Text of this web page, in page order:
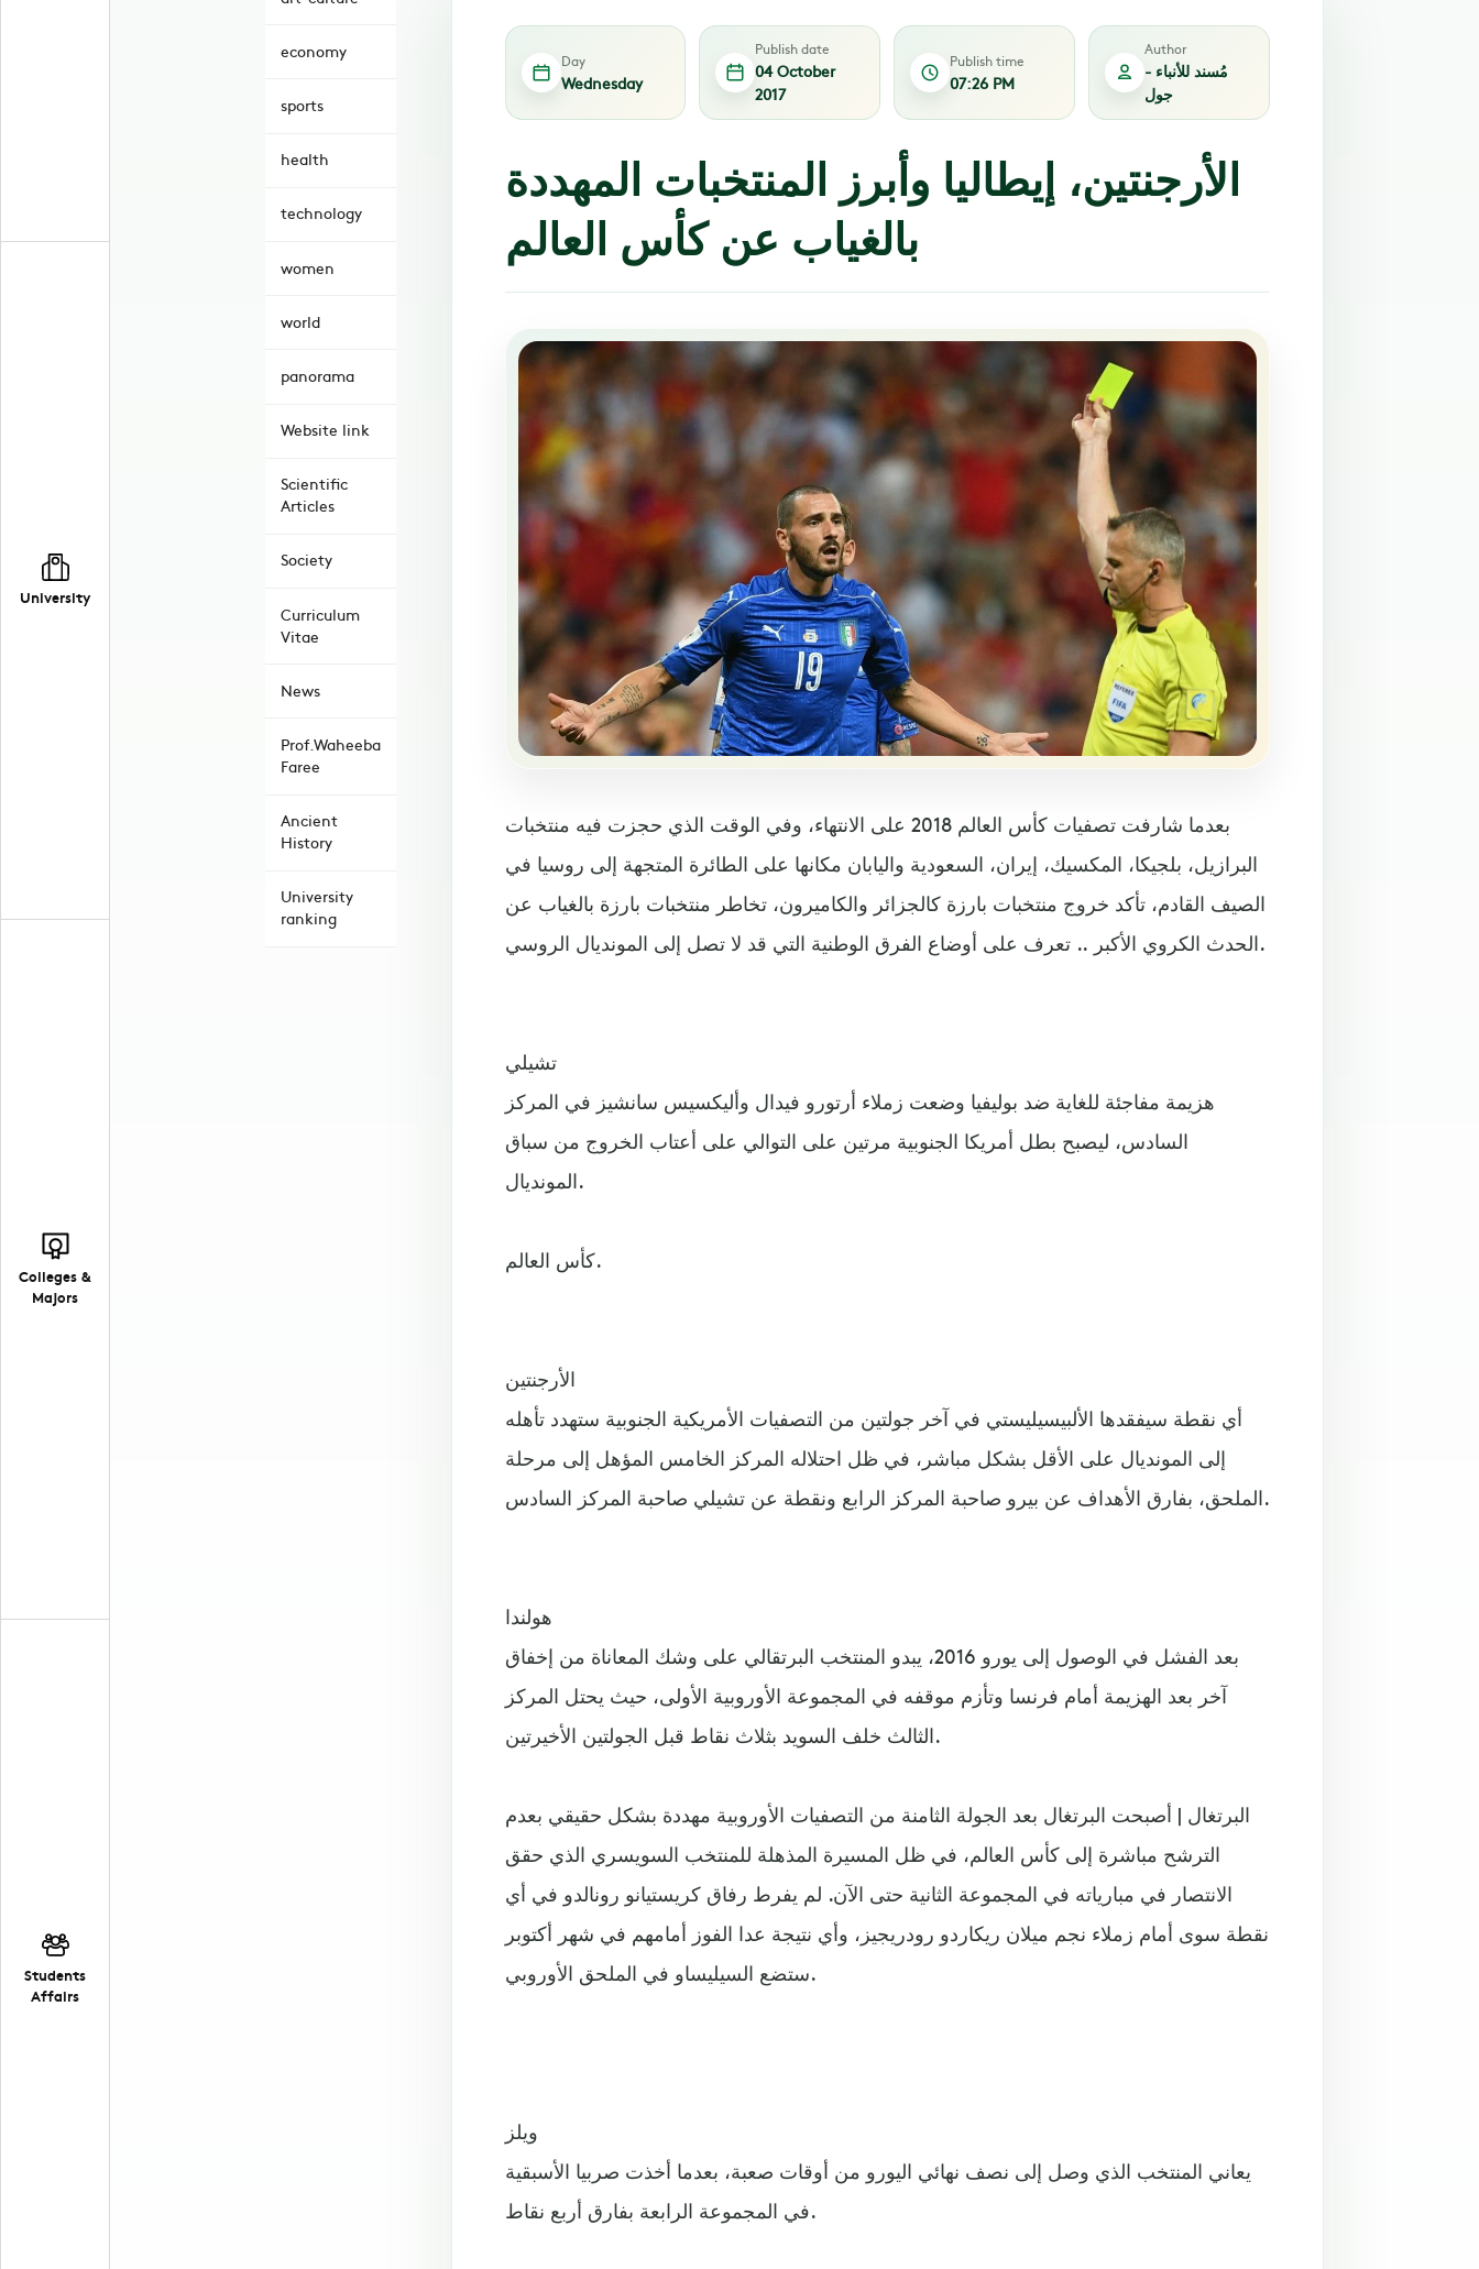
University
Colleges &
Majors
Students
Affairs
economy
sports
health
technology
women
world
panorama
Website link
Scientific
Articles
Society
Curriculum
Vitae
News
Prof.Waheeba
Faree
Ancient
History
University
ranking
Day
Wednesday
Publish date
04 October
2017
Publish time
07:26 PM
Author
مُسند للأنباء -
جول
الأرجنتين، إيطاليا وأبرز المنتخبات المهددة
بالغياب عن كأس العالم
بعدما شارفت تصفيات كأس العالم 2018 على الانتهاء، وفي الوقت الذي حجزت فيه منتخبات
البرازيل، بلجيكا، المكسيك، إيران، السعودية واليابان مكانها على الطائرة المتجهة إلى روسيا في
الصيف القادم، تأكد خروج منتخبات بارزة كالجزائر والكاميرون، تخاطر منتخبات بارزة بالغياب عن
الحدث الكروي الأكبر .. تعرف على أوضاع الفرق الوطنية التي قد لا تصل إلى المونديال الروسي.
تشيلي
هزيمة مفاجئة للغاية ضد بوليفيا وضعت زملاء أرتورو فيدال وأليكسيس سانشيز في المركز
السادس، ليصبح بطل أمريكا الجنوبية مرتين على التوالي على أعتاب الخروج من سباق
المونديال.
كأس العالم.
الأرجنتين
أي نقطة سيفقدها الألبيسيليستي في آخر جولتين من التصفيات الأمريكية الجنوبية ستهدد تأهله
إلى المونديال على الأقل بشكل مباشر، في ظل احتلاله المركز الخامس المؤهل إلى مرحلة
الملحق، بفارق الأهداف عن بيرو صاحبة المركز الرابع ونقطة عن تشيلي صاحبة المركز السادس.
هولندا
بعد الفشل في الوصول إلى يورو 2016، يبدو المنتخب البرتقالي على وشك المعاناة من إخفاق
آخر بعد الهزيمة أمام فرنسا وتأزم موقفه في المجموعة الأوروبية الأولى، حيث يحتل المركز
الثالث خلف السويد بثلاث نقاط قبل الجولتين الأخيرتين.
البرتغال | أصبحت البرتغال بعد الجولة الثامنة من التصفيات الأوروبية مهددة بشكل حقيقي بعدم
الترشح مباشرة إلى كأس العالم، في ظل المسيرة المذهلة للمنتخب السويسري الذي حقق
الانتصار في مبارياته في المجموعة الثانية حتى الآن. لم يفرط رفاق كريستيانو رونالدو في أي
نقطة سوى أمام زملاء نجم ميلان ريكاردو رودريجيز، وأي نتيجة عدا الفوز أمامهم في شهر أكتوبر
ستضع السيليساو في الملحق الأوروبي.
ويلز
يعاني المنتخب الذي وصل إلى نصف نهائي اليورو من أوقات صعبة، بعدما أخذت صربيا الأسبقية
في المجموعة الرابعة بفارق أربع نقاط.